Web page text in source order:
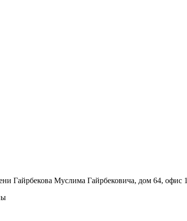
Гайрбекова Муслима Гайрбековича, дом 64, офис 1